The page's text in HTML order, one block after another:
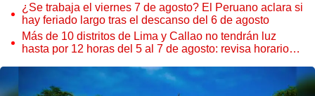
¿Se trabaja el viernes 7 de agosto? El Peruano aclara si
hay feriado largo tras el descanso del 6 de agosto
Más de 10 distritos de Lima y Callao no tendrán luz
hasta por 12 horas del 5 al 7 de agosto: revisa horarios y